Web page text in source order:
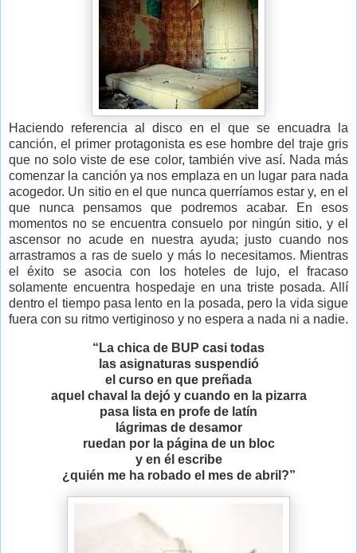
Haciendo referencia al disco en el que se encuadra la
canción, el primer protagonista es ese hombre del traje gris
que no solo viste de ese color, también vive así. Nada más
comenzar la canción ya nos emplaza en un lugar para nada
acogedor. Un sitio en el que nunca querríamos estar y, en el
que nunca pensamos que podremos acabar. En esos
momentos no se encuentra consuelo por ningún sitio, y el
ascensor no acude en nuestra ayuda; justo cuando nos
arrastramos a ras de suelo y más lo necesitamos. Mientras
el éxito se asocia con los hoteles de lujo, el fracaso
solamente encuentra hospedaje en una triste posada. Allí
dentro el tiempo pasa lento en la posada, pero la vida sigue
fuera con su ritmo vertiginoso y no espera a nada ni a nadie.
“La chica de BUP casi todas
las asignaturas suspendió
el curso en que preñada
aquel chaval la dejó y cuando en la pizarra
pasa lista en profe de latín
lágrimas de desamor
ruedan por la página de un bloc
y en él escribe
¿quién me ha robado el mes de abril?”